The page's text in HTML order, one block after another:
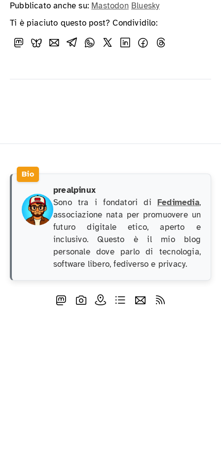
Pubblicato anche su: Mastodon Bluesky
Ti è piaciuto questo post? Condividilo:
prealpinux
Sono tra i fondatori di Fedimedia,
associazione nata per promuovere un
futuro digitale etico, aperto e
inclusivo. Questo è il mio blog
personale dove parlo di tecnologia,
software libero, fediverso e privacy.